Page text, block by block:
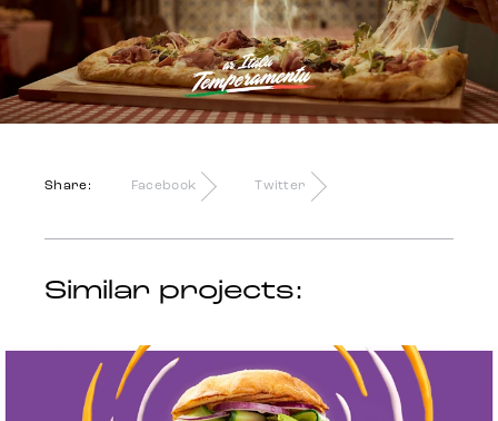
Get in touch
Share: Facebook Twitter
Similar projects: